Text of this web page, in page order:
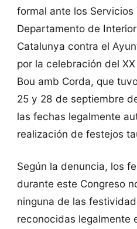
formal ante los Servicios
Departamento de
Catalunya contra el
por la celebración del
Bou amb Corda, que
25 y 28 de septiembre
las fechas legalmente
realización de festejos
Según la denuncia, los
durante este Congreso
ninguna de las
reconocidas legalmente